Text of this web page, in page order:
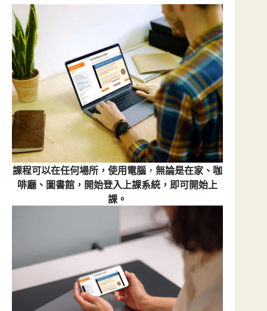
課程可以在任何場所，使用電腦 ，無論是在家、咖
啡廳、圖書館，開始登入上課系統，即可開始上
課。